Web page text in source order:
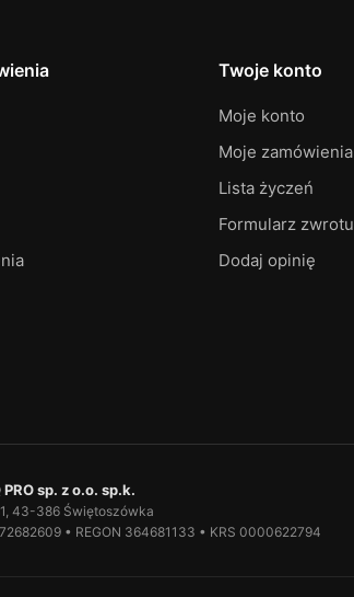
Twoje konto
Moje konto
Moje zamówienia
Lista życzeń
Formularz zwrotu
Dodaj opinię
PRO sp. z o.o. sp.k.
43-386 Świętoszówka
• REGON 364681133 • KRS 0000622794